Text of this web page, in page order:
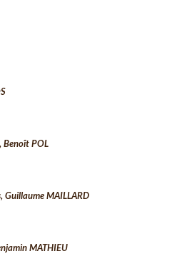
Benoît POL
Guillaume MAILLARD
MATHIEU